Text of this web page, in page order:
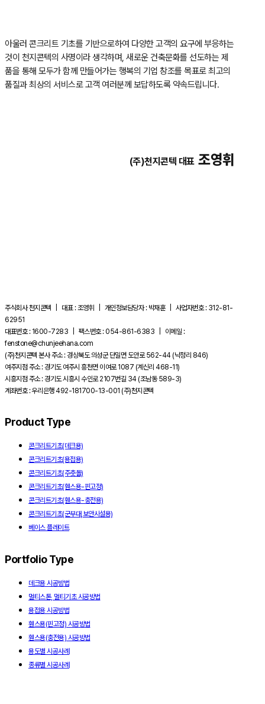
아울러 콘크리트 기초를 기반으로하여 다양한 고객의 요구에 부응하는
것이 천지콘텍의 사명이라 생각하며, 새로운 건축문화를 선도하는 제
품을 통해 모두가 함께 만들어가는 행복의 기업 창조를 목표로 최고의
품질과 최상의 서비스로 고객 여러분께 보답하도록약속드립니다.
(주)천지콘텍 대표 조영휘
주식회사 천지콘텍 | 대표 : 조영휘 | 개인정보담당자 : 박재훈 | 사업자번호 : 312-81-
62951
대표번호 : 1600-7283 | 팩스번호 : 054-861-6383 | 이메일 :
fenstone@chunjeehana.com
(주)천지콘텍 본사 주소 : 경상북도 의성군 단밀면 도안로 562-44 (낙정리 846)
여주지점 주소 : 경기도 여주시 흥천면 이여로 1087 (계신리 468-11)
시흥지점 주소 : 경기도 시흥시 수인로 2107번길 34 (조남동 589-3)
계좌번호 : 우리은행 492-181700-13-001 (주)천지콘텍
Product Type
콘크리트기초(데크용)
콘크리트기초(용접용)
콘크리트기초(주춧돌)
콘크리트기초(휀스용-핀고정)
콘크리트기초(휀스용-충전용)
콘크리트기초(군부대,보안시설용)
베이스 플레이트
Portfolio Type
데크용 시공방법
멀티스톤, 멀티기초 시공방법
용접용 시공방법
휀스용(핀고정) 시공방법
휀스용(충전용) 시공방법
용도별 시공사례
종류별 시공사례